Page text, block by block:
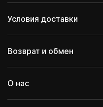
Условия доставки
Возврат и обмен
О нас